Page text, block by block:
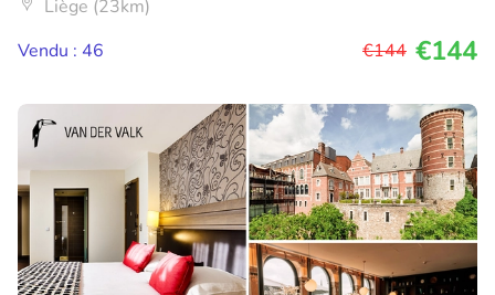
Liège (23km)
Vendu : 46
€144 €144